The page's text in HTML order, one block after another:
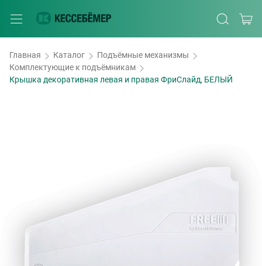
Главная Каталог
Подъёмные механизмы
Комплектующие к подъёмникам
Крышка декоративная левая и правая ФриСлайд, БЕЛЫЙ